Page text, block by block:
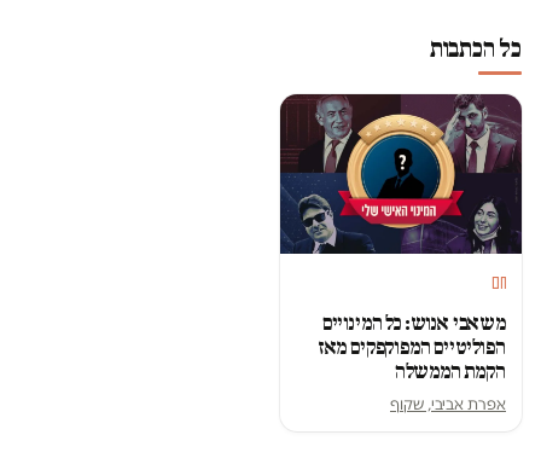
כל הכתבות
חם
משאבי אנוש: כל המינויים
הפוליטיים המפוקפקים מאז
הקמת הממשלה
אפרת אביבי, שקוף